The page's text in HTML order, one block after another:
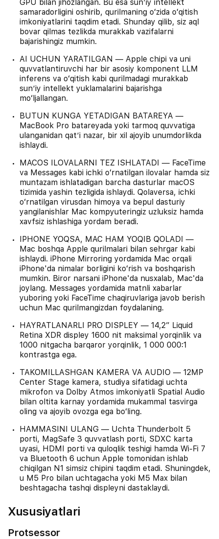
GPU bilan jihozlangan. Bu esa sunʼiy intellekt
samaradorligini oshirib, qurilmaning oʻzida oʻqitish
imkoniyatlarini taqdim etadi. Shunday qilib, siz aql
bovar qilmas tezlikda murakkab vazifalarni
bajarishingiz mumkin.
AI UCHUN YARATILGAN — Apple chipi va uni
quvvatlantiruvchi har bir asosiy komponent LLM
inferens va oʻqitish kabi qurilmadagi murakkab
sunʼiy intellekt yuklamalarini bajarishga
moʻljallangan.
BUTUN KUNGA YETADIGAN BATAREYA —
MacBook Pro batareyada yoki tarmoq quvvatiga
ulanganidan qatʼi nazar, bir xil ajoyib unumdorlikda
ishlaydi.
MACOS ILOVALARNI TEZ ISHLATADI — FaceTime
va Messages kabi ichki oʻrnatilgan ilovalar hamda siz
muntazam ishlatadigan barcha dasturlar macOS
tizimida yashin tezligida ishlaydi. Qolaversa, ichki
oʻrnatilgan virusdan himoya va bepul dasturiy
yangilanishlar Mac kompyuteringiz uzluksiz hamda
xavfsiz ishlashiga yordam beradi.
IPHONE YOQSA, MAC HAM YOQIB QOLADI —
Mac boshqa Apple qurilmalari bilan sehrgar kabi
ishlaydi. iPhone Mirroring yordamida Mac orqali
iPhone'da nimalar borligini koʻrish va boshqarish
mumkin. Biror narsani iPhone'da nusxalab, Mac'da
joylang. Messages yordamida matnli xabarlar
yuboring yoki FaceTime chaqiruvlariga javob berish
uchun Mac qurilmangizdan foydalaning.
HAYRATLANARLI PRO DISPLEY — 14,2″ Liquid
Retina XDR displey 1600 nit maksimal yorqinlik va
1000 nitgacha barqaror yorqinlik, 1 000 000:1
kontrastga ega.
TAKOMILLASHGAN KAMERA VA AUDIO — 12MP
Center Stage kamera, studiya sifatidagi uchta
mikrofon va Dolby Atmos imkoniyatli Spatial Audio
bilan oltita karnay yordamida mukammal tasvirga
oling va ajoyib ovozga ega boʻling.
HAMMASINI ULANG — Uchta Thunderbolt 5
porti, MagSafe 3 quvvatlash porti, SDXC karta
uyasi, HDMI porti va quloqlik teshigi hamda Wi-Fi 7
va Bluetooth 6 uchun Apple tomonidan ishlab
chiqilgan N1 simsiz chipini taqdim etadi. Shuningdek,
u M5 Pro bilan uchtagacha yoki M5 Max bilan
beshtagacha tashqi displeyni dastaklaydi.
Xususiyatlari
Protsessor